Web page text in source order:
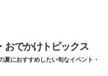
おでかけトピックス
夏におすすめしたい旬なイベント・